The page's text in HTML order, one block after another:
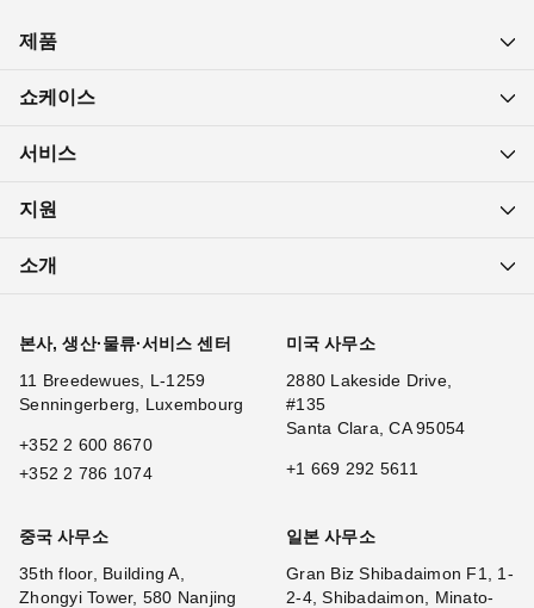
제품
쇼케이스
서비스
지원
소개
본사, 생산·물류·서비스 센터
11 Breedewues, L-1259
Senningerberg, Luxembourg
+352 2 600 8670
+352 2 786 1074
미국 사무소
2880 Lakeside Drive,
#135
Santa Clara, CA 95054
+1 669 292 5611
중국 사무소
35th floor, Building A,
Zhongyi Tower, 580 Nanjing
일본 사무소
Gran Biz Shibadaimon F1, 1-
2-4, Shibadaimon, Minato-